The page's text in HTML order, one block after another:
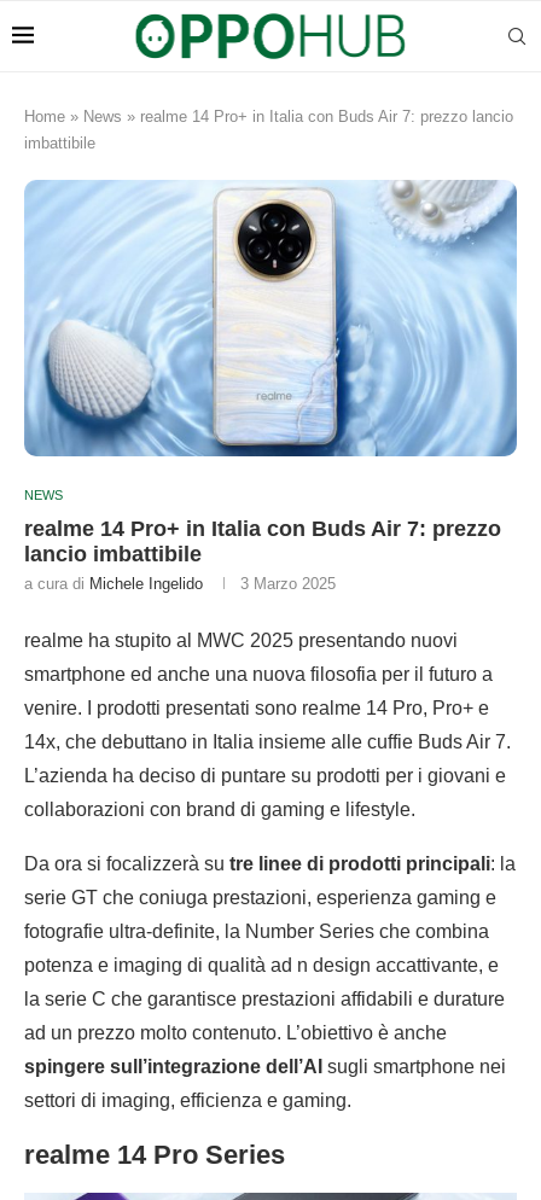
Home » News » realme 14 Pro+ in Italia con Buds Air 7: prezzo lancio
imbattibile
NEWS
realme 14 Pro+ in Italia con Buds Air 7: prezzo
lancio imbattibile
a cura di Michele Ingelido 3 Marzo 2025
realme ha stupito al MWC 2025 presentando nuovi
smartphone ed anche una nuova filosofia per il futuro a
venire. I prodotti presentati sono realme 14 Pro, Pro+ e
14x, che debuttano in Italia insieme alle cuffie Buds Air 7.
L’azienda ha deciso di puntare su prodotti per i giovani e
collaborazioni con brand di gaming e lifestyle.
Da ora si focalizzerà su tre linee di prodotti principali: la
serie GT che coniuga prestazioni, esperienza gaming e
fotografie ultra-definite, la Number Series che combina
potenza e imaging di qualità ad n design accattivante, e
la serie C che garantisce prestazioni affidabili e durature
ad un prezzo molto contenuto. L’obiettivo è anche
spingere sull’integrazione dell’AI sugli smartphone nei
settori di imaging, efficienza e gaming.
realme 14 Pro Series